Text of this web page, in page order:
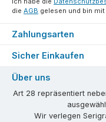
die AGB gelesen und bin
Zahlungsarten
Sicher Einkaufen
Über uns
Art 28 repräsentiert
Wir verlegen